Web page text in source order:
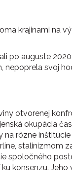
krajinami na
po auguste
nepoprela svoj
otvorenej
okupácia
rôzne
stalinizmom
spoločného
konsenzu.